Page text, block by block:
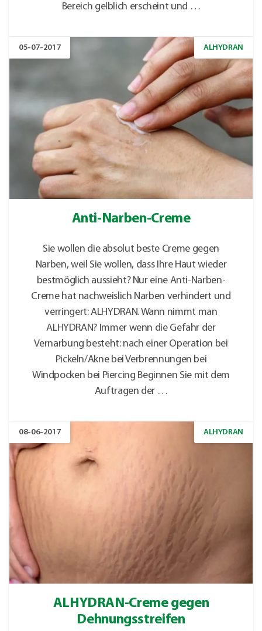
Bereich gelblich erscheint und …
05-07-2017 ALHYDRAN
Anti-Narben-Creme
Sie wollen die absolut beste Creme gegen
Narben, weil Sie wollen, dass Ihre Haut wieder
bestmöglich aussieht? Nur eine Anti-Narben-
Creme hat nachweislich Narben verhindert und
verringert: ALHYDRAN. Wann nimmt man
ALHYDRAN? Immer wenn die Gefahr der
Vernarbung besteht: nach einer Operation bei
Pickeln/Akne bei Verbrennungen bei
Windpocken bei Piercing Beginnen Sie mit dem
Auftragen der …
08-06-2017 ALHYDRAN
ALHYDRAN-Creme gegen
Dehnungsstreifen